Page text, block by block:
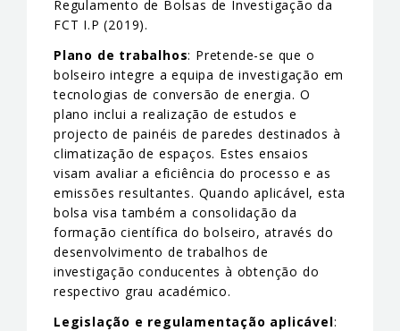
Regulamento de Bolsas de Investigação da
FCT I.P (2019).
Plano de trabalhos: Pretende-se que o
bolseiro integre a equipa de investigação em
tecnologias de conversão de energia. O
plano inclui a realização de estudos e
projecto de painéis de paredes destinados à
climatização de espaços. Estes ensaios
visam avaliar a eficiência do processo e as
emissões resultantes. Quando aplicável, esta
bolsa visa também a consolidação da
formação científica do bolseiro, através do
desenvolvimento de trabalhos de
investigação conducentes à obtenção do
respectivo grau académico.
Legislação e regulamentação aplicável: